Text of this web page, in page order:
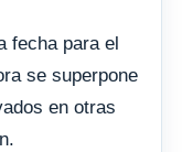
fecha para el
se superpone
en otras